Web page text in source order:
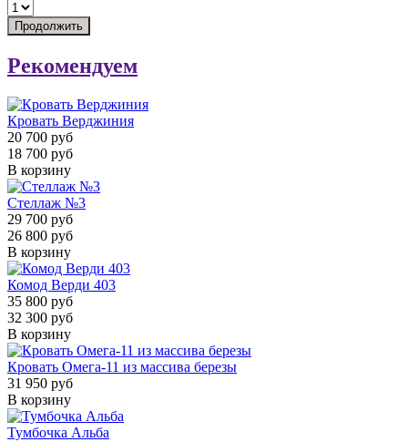
Продолжить
Рекомендуем
Кровать Верджиния
20 700 руб
18 700 руб
В корзину
Стеллаж №3
29 700 руб
26 800 руб
В корзину
Комод Верди 403
35 800 руб
32 300 руб
В корзину
Кровать Омега-11 из массива березы
31 950 руб
В корзину
Тумбочка Альба